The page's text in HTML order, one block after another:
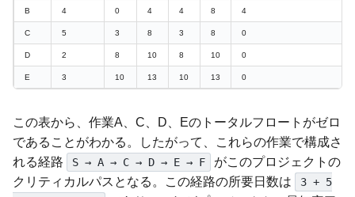
B 4 0 4 4 8 4
C 5 3 8 3 8 0
D 2 8 10 8 10 0
E 3 10 13 10 13 0
この表から、作業A、C、D、Eのトータルフロートがゼロ
であることがわかる。したがって、これらの作業で構成さ
れる経路
S → A → C → D → E → F
がこのプロジェクトの
クリティカルパスとなる。この経路の所要日数は
3 + 5